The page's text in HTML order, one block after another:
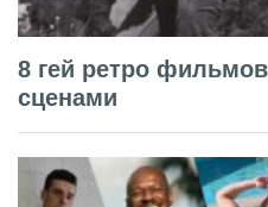
8 гей ретро
сценами